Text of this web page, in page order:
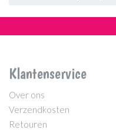
Klantenservice
Over ons
Verzendkosten
Retouren